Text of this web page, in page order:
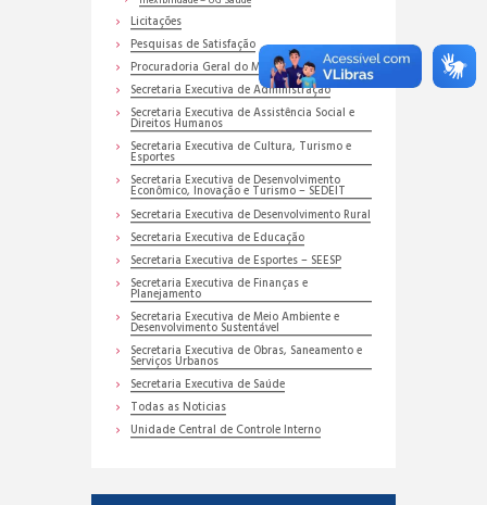
Licitações
Pesquisas de Satisfação
Procuradoria Geral do Município
Secretaria Executiva de Administração
Secretaria Executiva de Assistência Social e
Direitos Humanos
Secretaria Executiva de Cultura, Turismo e
Esportes
Secretaria Executiva de Desenvolvimento
Econômico, Inovação e Turismo – SEDEIT
Secretaria Executiva de Desenvolvimento Rural
Secretaria Executiva de Educação
Secretaria Executiva de Esportes – SEESP
Secretaria Executiva de Finanças e
Planejamento
Secretaria Executiva de Meio Ambiente e
Desenvolvimento Sustentável
Secretaria Executiva de Obras, Saneamento e
Serviços Urbanos
Secretaria Executiva de Saúde
Todas as Noticias
Unidade Central de Controle Interno